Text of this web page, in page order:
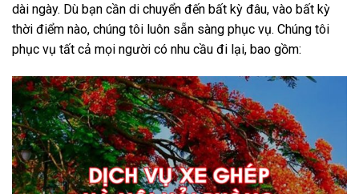
dài ngày. Dù bạn cần di chuyển đến bất kỳ đâu, vào bất kỳ
thời điểm nào, chúng tôi luôn sẵn sàng phục vụ. Chúng tôi
phục vụ tất cả mọi người có nhu cầu đi lại, bao gồm: